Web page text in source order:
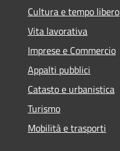
Cultura e tempo libero
Vita lavorativa
Imprese e Commercio
Appalti pubblici
Catasto e urbanistica
Turismo
Mobilità e trasporti